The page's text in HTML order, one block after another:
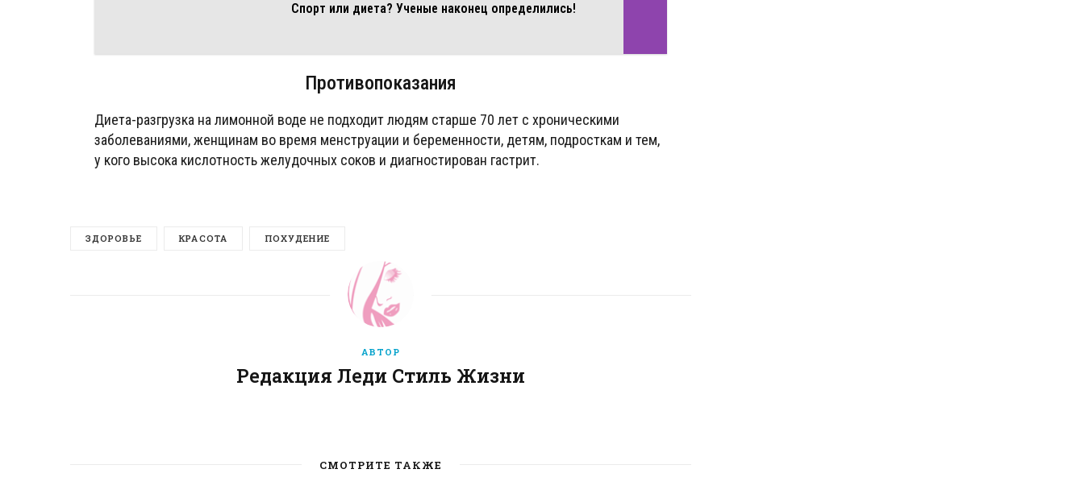
Спорт или диета? Ученые наконец определились!
Противопоказания
Диета-разгрузка на лимонной воде не подходит людям старше 70 лет с хроническими
заболеваниями, женщинам во время менструации и беременности, детям, подросткам и тем,
у кого высока кислотность желудочных соков и диагностирован гастрит.
ЗДОРОВЬЕ КРАСОТА ПОХУДЕНИЕ
АВТОР
Редакция Леди Стиль Жизни
b
СМОТРИТЕ ТАКЖЕ